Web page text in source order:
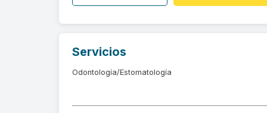
Servicios
Odontología/Estomatología